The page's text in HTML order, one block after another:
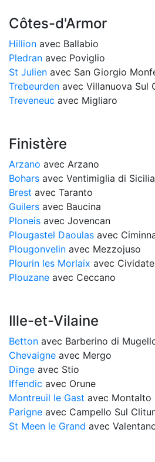
Côtes-d'Armor
Hillion avec Ballabio
Pledran avec Poviglio
St Julien avec San Giorgio
Trebeurden avec Villanuova Sul
Treveneuc avec Migliaro
Finistère
Arzano avec Arzano
Bohars avec Ventimiglia di Sicilia
Brest avec Taranto
Guilers avec Baucina
Ploneis avec Jovencan
Plougastel Daoulas avec
Plougonvelin avec Mezzojuso
Plourin les Morlaix avec
Plouzane avec Ceccano
Ille-et-Vilaine
Betton avec Barberino di
Chevaigne avec Mergo
Dinge avec Stio
Iffendic avec Orune
Montreuil le Gast avec Montalto
Parigne avec Campello Sul
St Meen le Grand avec